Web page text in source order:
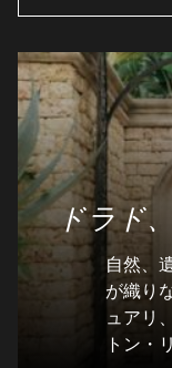
ドラド、
自然、
が織り
ュアリ
トン・